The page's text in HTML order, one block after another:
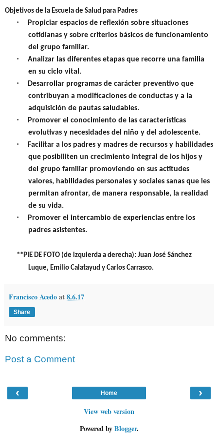
Objetivos de la Escuela de Salud para Padres
·
Propiciar espacios de reflexión sobre situaciones
cotidianas y sobre criterios básicos de funcionamiento
del grupo familiar.
·
Analizar las diferentes etapas que recorre una familia
en su ciclo vital.
·
Desarrollar programas de carácter preventivo que
contribuyan a modificaciones de conductas y a la
adquisición de pautas saludables.
·
Promover el conocimiento de las características
evolutivas y necesidades del niño y del adolescente.
·
Facilitar a los padres y madres de recursos y habilidades
que posibiliten un crecimiento integral de los hijos y
del grupo familiar promoviendo en sus actitudes
valores, habilidades personales y sociales sanas que les
permitan afrontar, de manera responsable, la realidad
de su vida.
·
Promover el intercambio de experiencias entre los
padres asistentes.
**PIE DE FOTO (de izquierda a derecha): Juan José Sánchez
Luque, Emilio Calatayud y Carlos Carrasco.
Francisco Acedoat8.6.17
Share
No comments:
Post a Comment
‹ ›
Home
View web version
Powered byBlogger.